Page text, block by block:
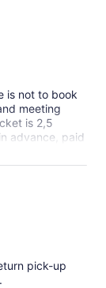
is not to book
meeting
is 2,5
advance, paid
way tickets,
That
pick-up